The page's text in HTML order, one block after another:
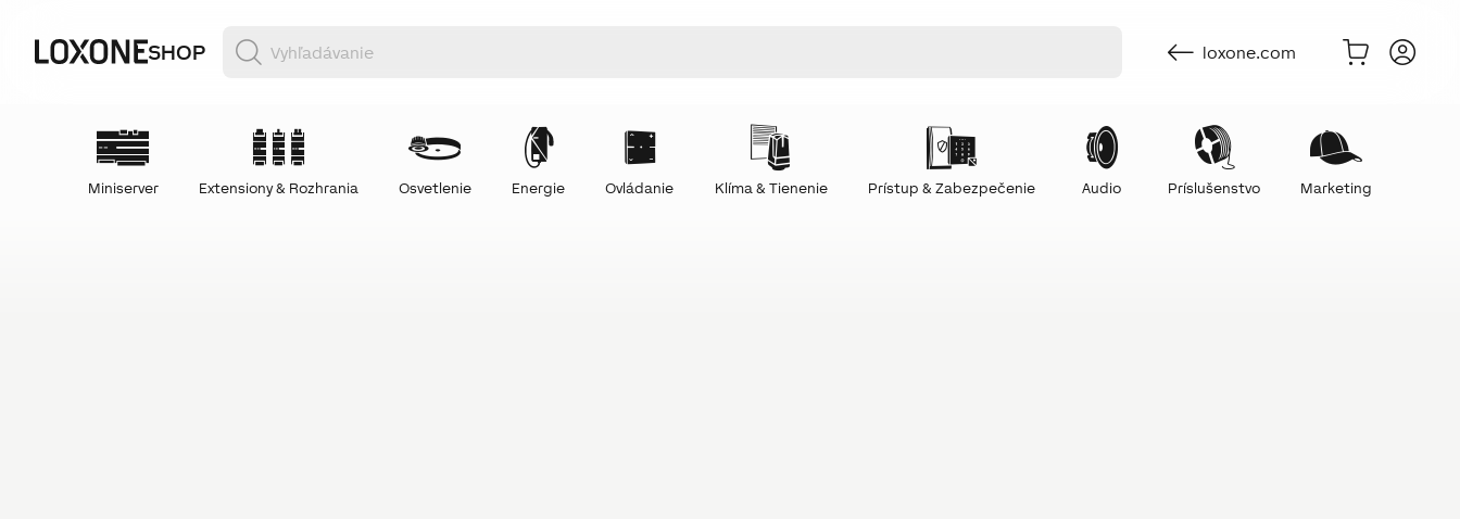
SHOP loxone.com
Miniserver Extensiony & Rozhrania Osvetlenie Energie Ovládanie Klíma & Tienenie Prístup & Zabezpečenie Audio Príslušenstvo Marketing